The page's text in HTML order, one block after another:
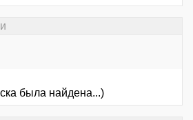
была найдена...)